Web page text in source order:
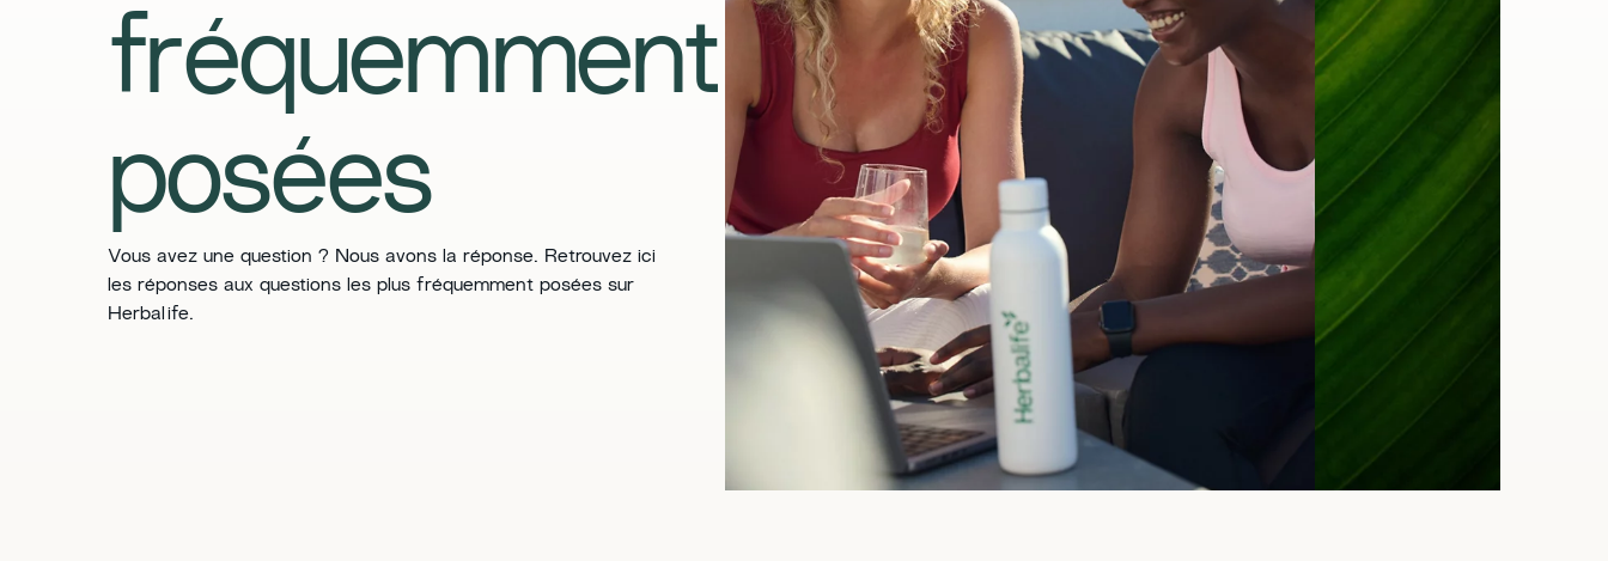
fréquemment
posées
​​Vous avez une question ? Nous avons la réponse. Retrouvez ici
les réponses aux questions les plus fréquemment posées sur
Herbalife.​